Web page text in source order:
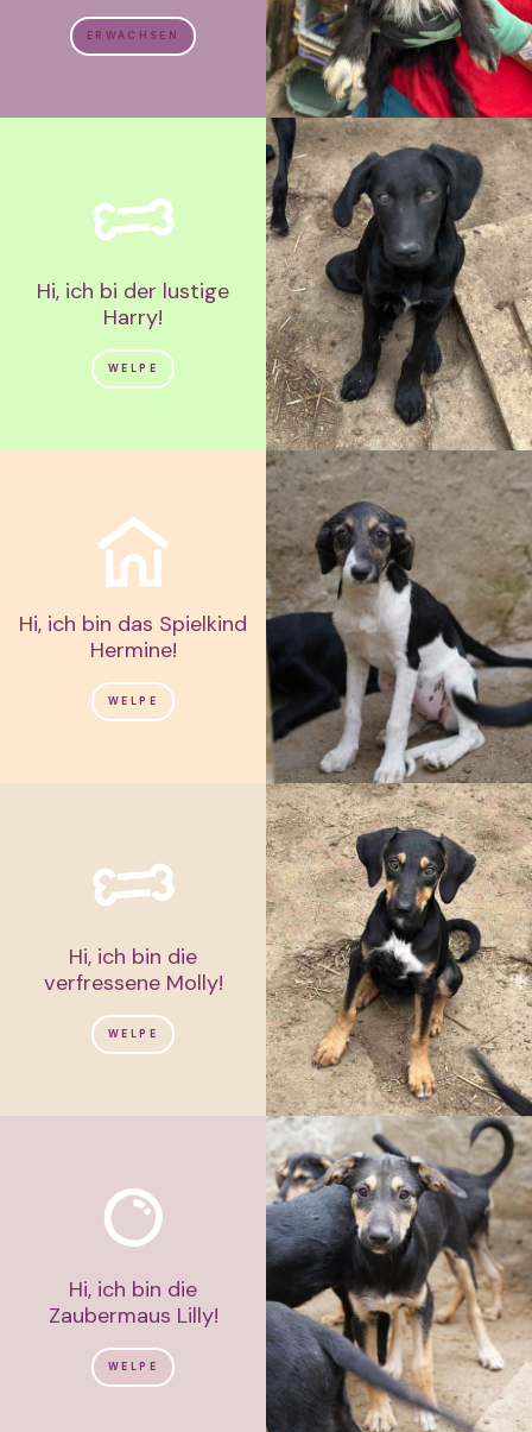
ERWACHSEN
Hi, ich bi der lustige
Harry!
WELPE
Hi, ich bin das Spielkind
Hermine!
WELPE
Hi, ich bin die
verfressene Molly!
WELPE
Hi, ich bin die
Zaubermaus Lilly!
WELPE